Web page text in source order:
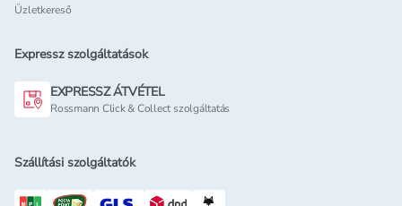
Üzletkereső
Expressz szolgáltatások
EXPRESSZ ÁTVÉTEL
Rossmann Click & Collect szolgáltatás
Szállítási szolgáltatók